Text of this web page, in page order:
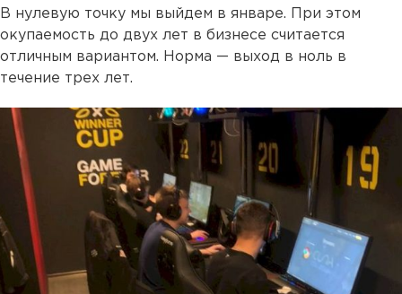
В нулевую точку мы выйдем в январе. При этом
окупаемость до двух лет в бизнесе считается
отличным вариантом. Норма — выход в ноль в
течение трех лет.